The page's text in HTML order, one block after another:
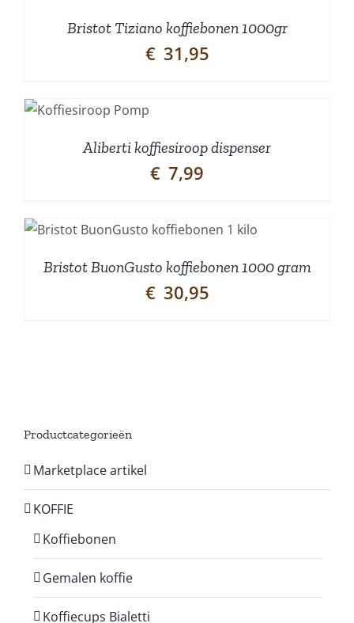
Bristot Tiziano koffiebonen 1000gr
€ 31,95
Aliberti koffiesiroop dispenser
€ 7,99
Bristot BuonGusto koffiebonen 1000 gram
€ 30,95
Productcategorieën
Marketplace artikel
KOFFIE
Koffiebonen
Gemalen koffie
Koffiecups Bialetti